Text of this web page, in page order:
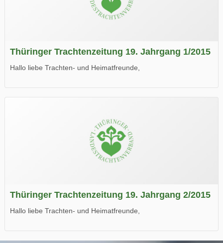
Thüringer Trachtenzeitung 19. Jahrgang 1/2015
Hallo liebe Trachten- und Heimatfreunde,
Wir wünschen Euch viel Spaß beim Lesen.
Thüringer Trachtenzeitung 19. Jahrgang 2/2015
Hallo liebe Trachten- und Heimatfreunde,
Wir wünschen Euch viel Spaß beim Lesen.